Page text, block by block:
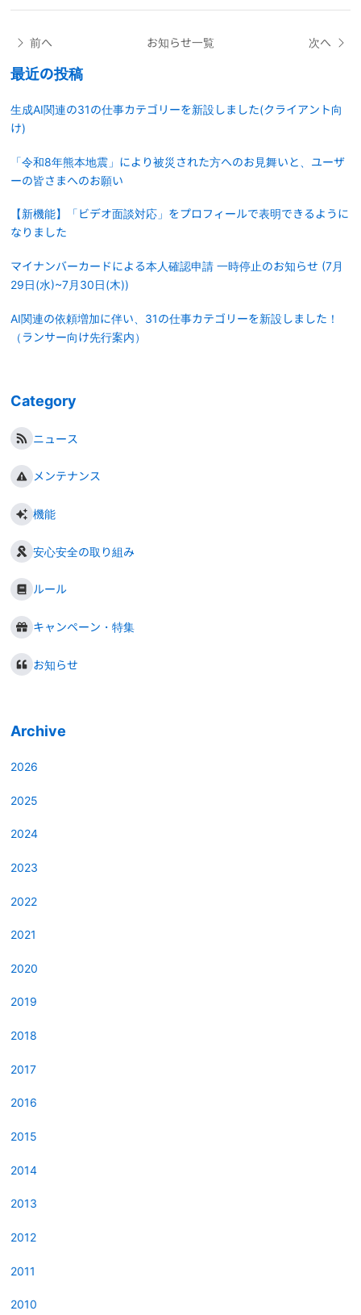
前へ お知らせ一覧 次へ
最近の投稿
生成AI関連の31の仕事カテゴリーを新設しました(クライアント向
け)
「令和8年熊本地震」により被災された方へのお見舞いと、ユーザ
ーの皆さまへのお願い
【新機能】「ビデオ面談対応」をプロフィールで表明できるように
なりました
マイナンバーカードによる本人確認申請 一時停止のお知らせ (7月
29日(水)~7月30日(木))
AI関連の依頼増加に伴い、31の仕事カテゴリーを新設しました！
（ランサー向け先行案内）
Category
ニュース
メンテナンス
機能
安心安全の取り組み
ルール
キャンペーン・特集
お知らせ
Archive
2026
2025
2024
2023
2022
2021
2020
2019
2018
2017
2016
2015
2014
2013
2012
2011
2010